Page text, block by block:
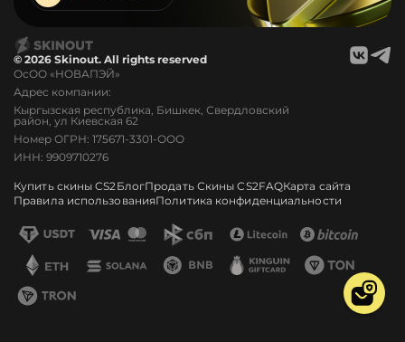
© 2026 Skinout. All rights reserved
ОсОО «НОВАПЭЙ»
Адрес компании:
Кыргызская республика, Бишкек, Свердловский
район, ул Киевская 62
Номер ОГРН: 175671-3301-ООО
ИНН: 9909710276
Купить скины CS2 БлогПродать Скины CS2FAQКарта сайта
Правила использованияПолитика конфиденциальности